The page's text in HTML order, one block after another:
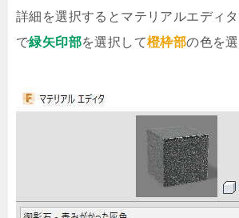
詳細を選択するとマテリアルエディ
で緑矢印部を選択して橙枠部の色を選